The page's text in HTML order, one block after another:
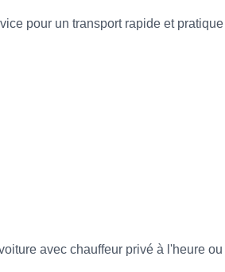
pour un transport rapide et
avec chauffeur privé à l'heure